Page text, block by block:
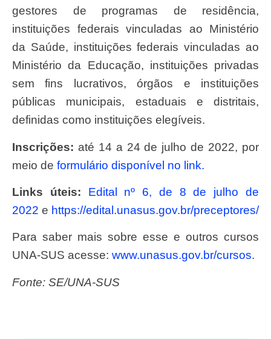
gestores de programas de residência,
instituições federais vinculadas ao Ministério
da Saúde, instituições federais vinculadas ao
Ministério da Educação, instituições privadas
sem fins lucrativos, órgãos e instituições
públicas municipais, estaduais e distritais,
definidas como instituições elegíveis.
Inscrições: até 14 a 24 de julho de 2022, por
meio de formulário disponível no link.
Links úteis: Edital nº 6, de 8 de julho de
2022 e https://edital.unasus.gov.br/preceptores/
Para saber mais sobre esse e outros cursos
UNA-SUS acesse: www.unasus.gov.br/cursos.
Fonte: SE/UNA-SUS